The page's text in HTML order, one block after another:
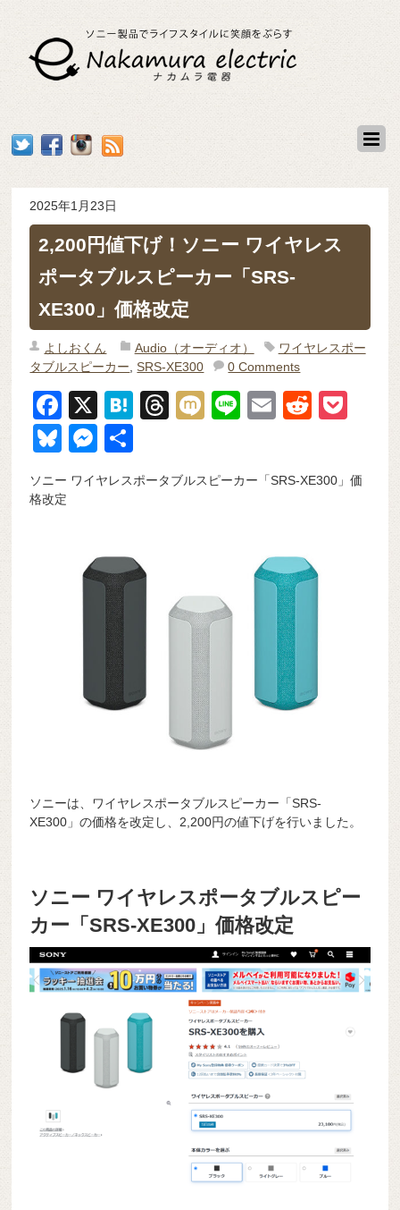
2025年1月23日
2,200円値下げ！ソニー ワイヤレス
ポータブルスピーカー「SRS-
XE300」価格改定
よしおくん Audio（オーディオ）
ワイヤレスポー
タブルスピーカー ,SRS-XE300 0 Comments
F
a
c
e
X
H
n
T
a
M
Li
E
R
di et
Bl
e
M
e
ss
n
g
er
有
ソニー ワイヤレスポータブルスピーカー「SRS-XE300」価
格改定
ソニーは、ワイヤレスポータブルスピーカー「SRS-
XE300」の価格を改定し、2,200円の値下げを行いました。
ソニー ワイヤレスポータブルスピー
カー「SRS-XE300」価格改定